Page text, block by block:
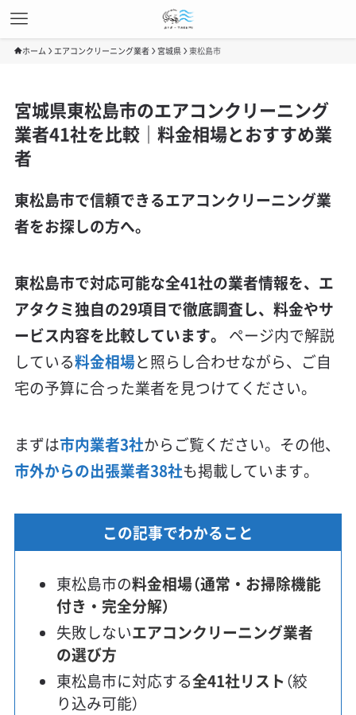
ホーム エアコンクリーニング業者 宮城県 東松島市
宮城県東松島市のエアコンクリーニング
業者41社を比較｜料金相場とおすすめ業
者
東松島市で信頼できるエアコンクリーニング業
者をお探しの方へ。
東松島市で対応可能な全41社の業者情報を、エ
アタクミ独自の29項目で徹底調査し、料金やサ
ービス内容を比較しています。
ページ内で解説
している料金相場と照らし合わせながら、ご自
宅の予算に合った業者を見つけてください。
まずは市内業者3社からご覧ください。その他、
市外からの出張業者38社も掲載しています。
この記事でわかること
東松島市の料金相場（通常・お掃除機能
付き・完全分解）
失敗しないエアコンクリーニング業者
の選び方
東松島市に対応する全41社リスト （絞
り込み可能）